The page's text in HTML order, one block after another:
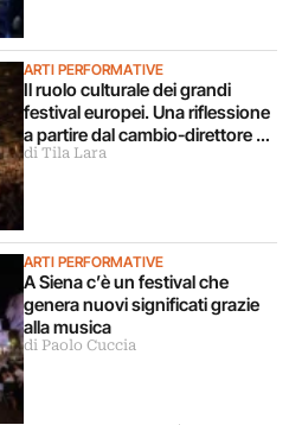
ARTI PERFORMATIVE
Il ruolo culturale dei grandi
festival europei. Una riflessione
a partire dal cambio-direttore a
Salisburgo
di Tila Lara
ARTI PERFORMATIVE
A Siena c’è un festival che
genera nuovi significati grazie
alla musica
di Paolo Cuccia